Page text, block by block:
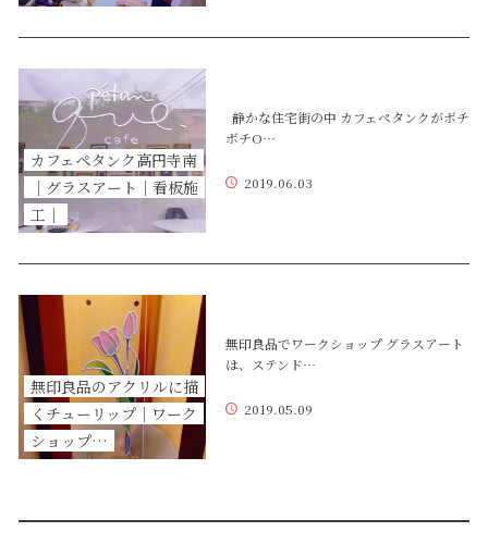
カフェペタンク高円寺南
｜グラスアート｜看板施
工｜
静かな住宅街の中 カフェペタンクがボチ
ボチO…
2019.06.03
無印良品のアクリルに描
くチューリップ｜ワーク
ショップ…
無印良品でワークショップ グラスアート
は、ステンド…
2019.05.09